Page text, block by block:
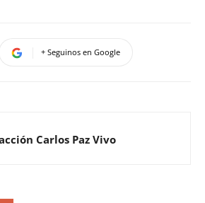
+ Seguinos en Google
Carlos Paz Vivo